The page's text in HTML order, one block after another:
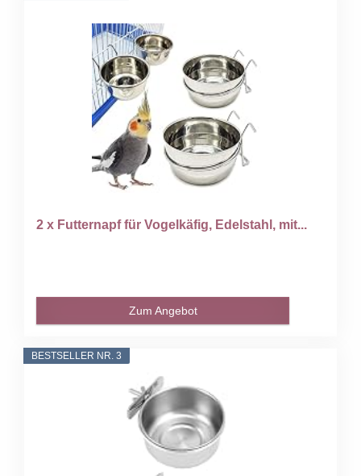
2 x Futternapf für Vogelkäfig, Edelstahl, mit...
Zum Angebot
BESTSELLER NR. 3